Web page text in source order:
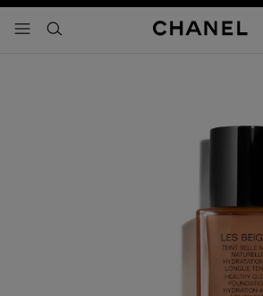
- navegación principal
buscar